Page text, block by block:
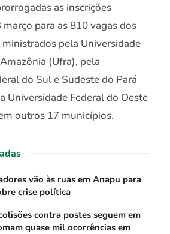
as inscrições
para as 810 vagas dos
pela Universidade
(Ufra), pela
do Sul e Sudeste do Pará
Universidade Federal do Oeste
outros 17 municípios.
vão às ruas em Anapu para
crise política
contra postes seguem em
quase mil ocorrências em